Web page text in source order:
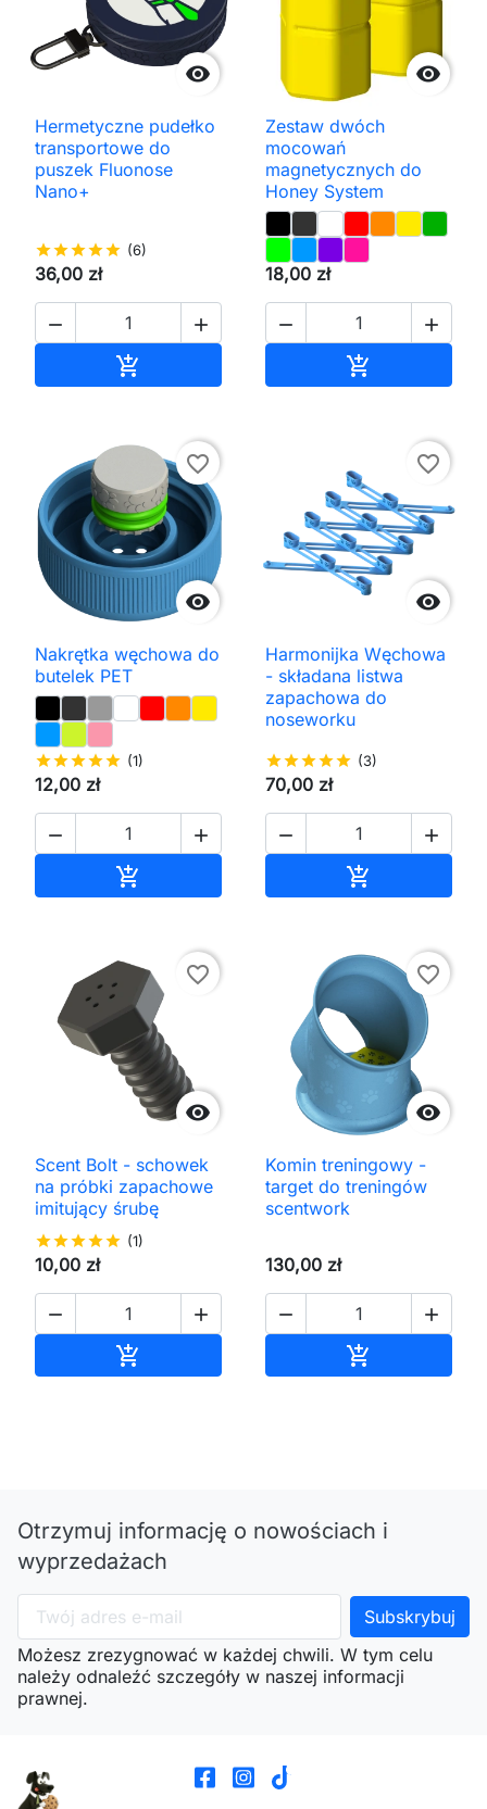

Hermetyczne pudełko
transportowe do
puszek Fluonose
Nano+
starstarstarstarstar (6)
36,00 zł
 


Zestaw dwóch
mocowań
magnetycznych do
Honey System
18,00 zł
 


favorite_border
Nakrętka węchowa do
butelek PET
starstarstarstarstar (1)
12,00 zł
 


favorite_border
Harmonijka Węchowa
- składana listwa
zapachowa do
noseworku
starstarstarstarstar (3)
70,00 zł
 


favorite_border
Scent Bolt - schowek
na próbki zapachowe
imitujący śrubę
starstarstarstarstar (1)
10,00 zł
 


favorite_border
Komin treningowy -
target do treningów
scentwork
130,00 zł
 

Otrzymuj informację o nowościach i
wyprzedażach
Możesz zrezygnować w każdej chwili. W tym celu
należy odnaleźć szczegóły w naszej informacji
prawnej.